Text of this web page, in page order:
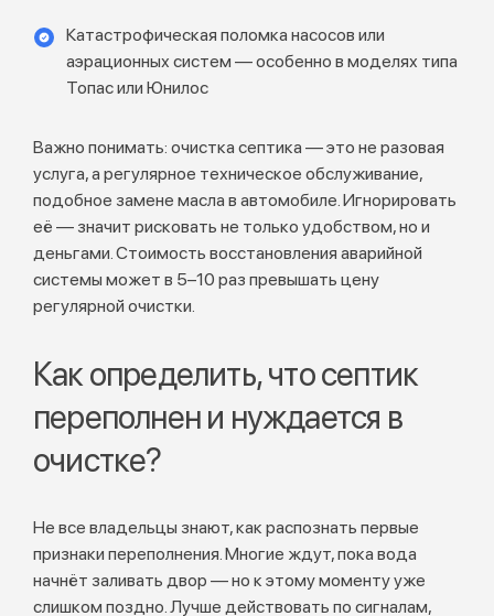
Катастрофическая поломка насосов или
аэрационных систем — особенно в моделях типа
Топас или Юнилос
Важно понимать: очистка септика — это не разовая
услуга, а регулярное техническое обслуживание,
подобное замене масла в автомобиле. Игнорировать
её — значит рисковать не только удобством, но и
деньгами. Стоимость восстановления аварийной
системы может в 5–10 раз превышать цену
регулярной очистки.
Как определить, что септик
переполнен и нуждается в
очистке?
Не все владельцы знают, как распознать первые
признаки переполнения. Многие ждут, пока вода
начнёт заливать двор — но к этому моменту уже
слишком поздно. Лучше действовать по сигналам,